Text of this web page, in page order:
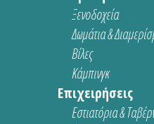
Ξενοδοχεία
Δωμάτια &
Βίλες
Κάμπινγκ
Επιχειρήσεις
Εστιατόρια &